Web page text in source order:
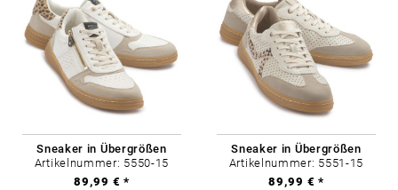
Sneaker in Übergrößen
Artikelnummer: 5550-15
89,99 € *
Sneaker in Übergrößen
Artikelnummer: 5551-15
89,99 € *